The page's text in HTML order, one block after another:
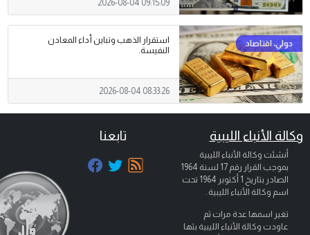
2026-08-04 09:15:09
استقرار الذهب وتباين أداء المعادن
النفيسة.
2026-08-04 08:33:26
وكالة الأنباء الليبية
أنشئت وكالة الأنباء الليبية
بموجب القرار رقم 17 لسنة 1964
الصادر بتاريخ 1 أكتوبر 1964
تحت
اسم وكالة الأنباء الليبية .
تغير اسمها عدة مرات ثم
عاودت وكالة الأنباء الليبية بثها
تابعنا